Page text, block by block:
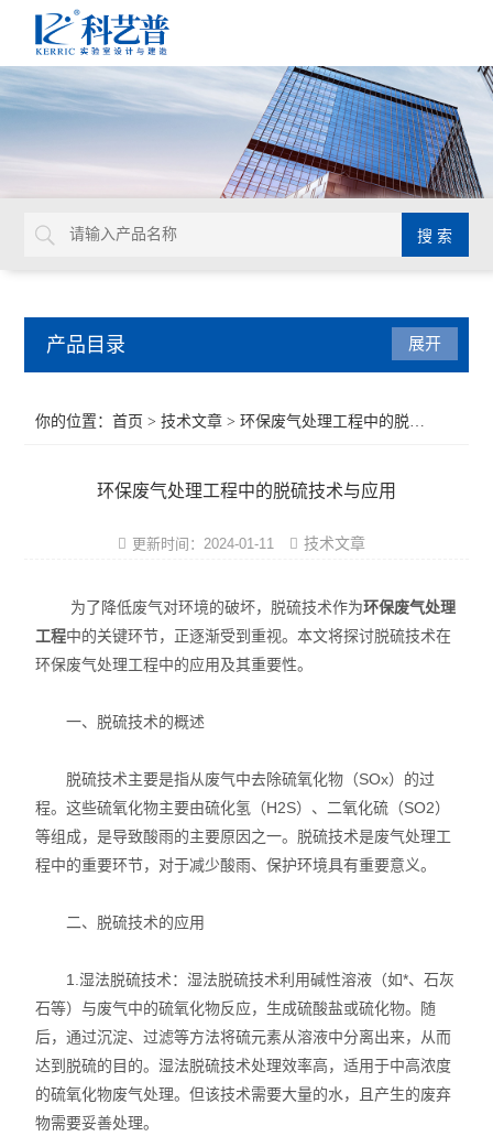
产品目录
实验室通风系统
实验室规划建设
实验室家具系统
实验室装修工程
实验室气路系统
实验室行业工程
实验室仪器设备
实验室建造布局
洁净厂房工程
展开
你的位置：首页 >技术文章 > 环保废气处理工程中的脱硫技术与应用
环保废气处理工程中的脱硫技术与应用
更新时间：2024-01-11 技术文章
为了降低废气对环境的破坏，脱硫技术作为环保废气处理
工程中的关键环节，正逐渐受到重视。本文将探讨脱硫技术在
环保废气处理工程中的应用及其重要性。
一、脱硫技术的概述
脱硫技术主要是指从废气中去除硫氧化物（SOx）的过
程。这些硫氧化物主要由硫化氢（H2S）、二氧化硫（SO2）
等组成，是导致酸雨的主要原因之一。脱硫技术是废气处理工
程中的重要环节，对于减少酸雨、保护环境具有重要意义。
二、脱硫技术的应用
1.湿法脱硫技术：湿法脱硫技术利用碱性溶液（如*、石灰
石等）与废气中的硫氧化物反应，生成硫酸盐或硫化物。随
后，通过沉淀、过滤等方法将硫元素从溶液中分离出来，从而
达到脱硫的目的。湿法脱硫技术处理效率高，适用于中高浓度
的硫氧化物废气处理。但该技术需要大量的水，且产生的废弃
物需要妥善处理。